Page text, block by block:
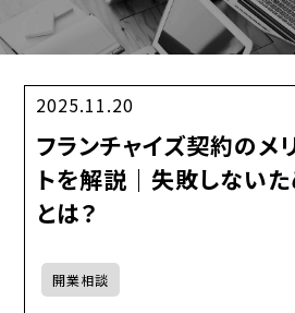
2025.11.20
フランチャイズ契約のメ
トを解説｜失敗しない
とは？
開業相談